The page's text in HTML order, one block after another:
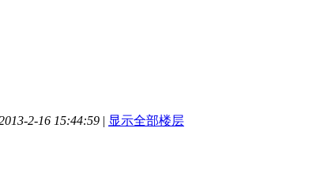
2-16 15:44:59 | 显示全部楼层